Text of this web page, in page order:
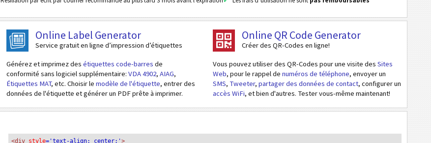
Online Label Generator
Service gratuit en ligne d’impression d’étiquettes
Générez et imprimez des étiquettes code-barres de
conformité sans logiciel supplémentaire: VDA 4902, AIAG,
Étiquettes MAT, etc. Choisir le modèle de l'étiquette, entrer des
données de l'étiquette et générer un PDF prête à imprimer.
Online QR Code Generator
Créer des QR-Codes en ligne!
Vous pouvez utiliser des QR-Codes pour une visite des Sites
Web, pour le rappel de numéros de téléphone, envoyer un
SMS, Tweeter, partager des données de contact, configurer un
accès WiFi, et bien d'autres. Tester vous-même maintenant!
<div style='text-align: center;'>